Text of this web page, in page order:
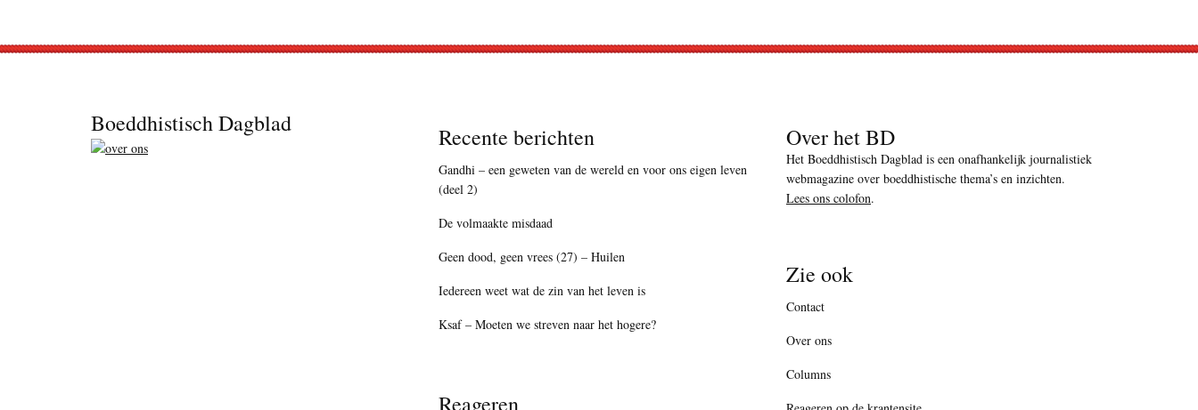
Boeddhistisch Dagblad Recente berichten
Gandhi – een geweten van de wereld en voor ons eigen leven
(deel 2)
De volmaakte misdaad
Geen dood, geen vrees (27) – Huilen
Iedereen weet wat de zin van het leven is
Ksaf – Moeten we streven naar het hogere?
Reageren
Over het BD
Het Boeddhistisch Dagblad is een onafhankelijk journalistiek
webmagazine over boeddhistische thema’s en inzichten.
Lees ons colofon.
Zie ook
Contact
Over ons
Columns